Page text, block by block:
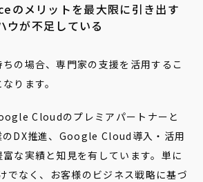
のメリットを最大限に引き出す
ウが不足している
の場合、専門家の支援を活用するこ
ります。
Cloudのプレミアパートナーと
のDX推進、Google Cloud導入・活用
な実績と知見を有しています。単に
でなく、お客様のビジネス戦略に基づ